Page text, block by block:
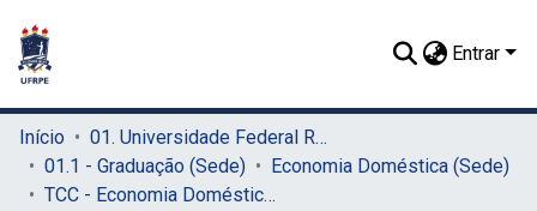
Entrar
Início
01. Universidade Federal Rural de Pernambuco - UFRPE (Sede)
01.1 - Graduação (Sede)
Economia Doméstica (Sede)
TCC - Economia Doméstica (Sede)